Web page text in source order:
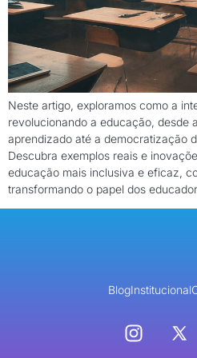
Neste artigo, exploramos como a
revolucionando a educação, desde
aprendizado até a democratização
Descubra exemplos reais e
educação mais inclusiva e eficaz,
transformando o papel dos
BlogInstitucional